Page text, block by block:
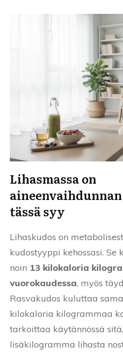
Lihasmassa on
tässä syy
Lihaskudos on
kudostyyppi kehossasi. Se
noin 13 kilokaloria
vuorokaudessa, myös
Rasvakudos kuluttaa
kilokaloria kilogrammaa
tarkoittaa käytännössä
lisäkilogramma lihasta